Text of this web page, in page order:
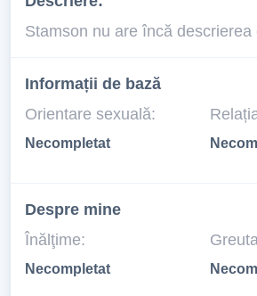
Stamson nu are încă descrierea
Informații de bază
Orientare sexuală:
Necompletat
Despre mine
Înălţime:
Necompletat